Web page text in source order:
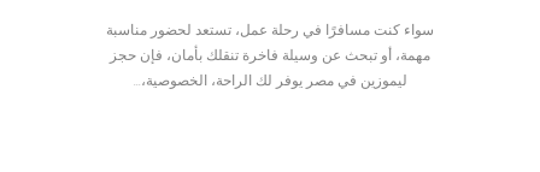
سواء كنت مسافرًا في رحلة عمل، تستعد لحضور مناسبة
مهمة، أو تبحث عن وسيلة فاخرة تنقلك بأمان، فإن حجز
ليموزين في مصر يوفر لك الراحة، الخصوصية،...